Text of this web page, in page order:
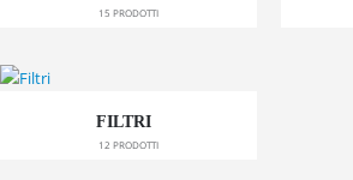
15 PRODOTTI
FILTRI
12 PRODOTTI